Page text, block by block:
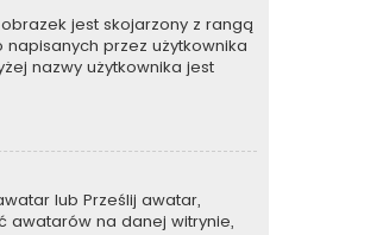
jest skojarzony z rangą
przez użytkownika
nazwy użytkownika jest
lub Prześlij awatar,
awatarów na danej witrynie,